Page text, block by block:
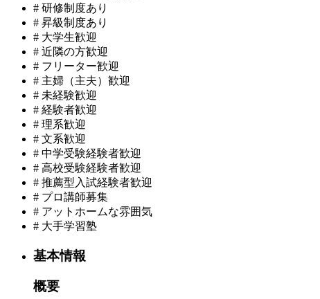
# 研修制度あり
# 昇級制度あり
# 大学生歓迎
# 近隣の方歓迎
# フリーター歓迎
# 主婦（主夫）歓迎
# 未経験歓迎
# 経験者歓迎
# 理系歓迎
# 文系歓迎
# 中学受験経験者歓迎
# 高校受験経験者歓迎
# 推薦型入試経験者歓迎
# プロ講師募集
# アットホームな雰囲気
# 大手学習塾
基本情報
概要